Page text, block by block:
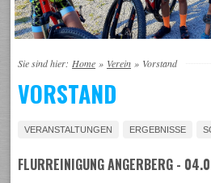
Sie sind hier: Home » Verein » Vorstand
VORSTAND
VERANSTALTUNGEN ERGEBNISSE
FLURREINIGUNG ANGERBERG -